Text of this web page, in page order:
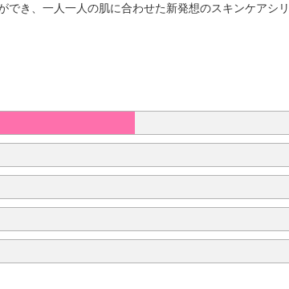
き、一人一人の肌に合わせた新発想のスキンケアシリ